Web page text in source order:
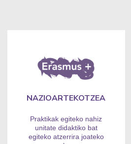
NAZIOARTEKOTZEA
Praktikak egiteko nahiz
unitate didaktiko bat
egiteko atzerrira joateko